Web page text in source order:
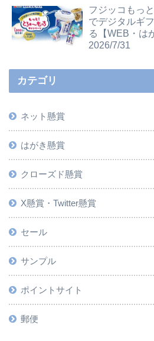
フジッコもっ
でデジタルギ
る【WEB・は
2026/7/31
カテゴリ
ネット懸賞
はがき懸賞
クローズド懸賞
X懸賞・Twitter懸賞
セール
サンプル
ポイントサイト
郵便